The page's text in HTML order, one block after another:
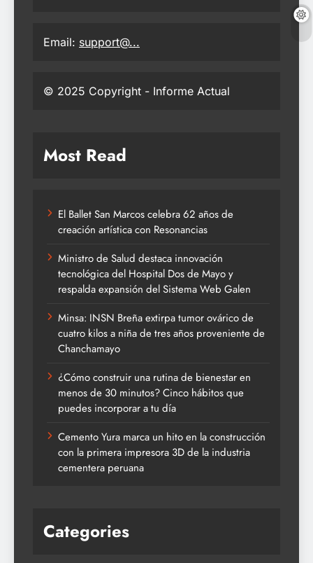
Email: support@...
© 2025 Copyright - Informe Actual
Most Read
El Ballet San Marcos celebra 62 años de
creación artística con Resonancias
Ministro de Salud destaca innovación
tecnológica del Hospital Dos de Mayo y
respalda expansión del Sistema Web Galen
Minsa: INSN Breña extirpa tumor ovárico de
cuatro kilos a niña de tres años proveniente de
Chanchamayo
¿Cómo construir una rutina de bienestar en
menos de 30 minutos? Cinco hábitos que
puedes incorporar a tu día
Cemento Yura marca un hito en la construcción
con la primera impresora 3D de la industria
cementera peruana
Categories